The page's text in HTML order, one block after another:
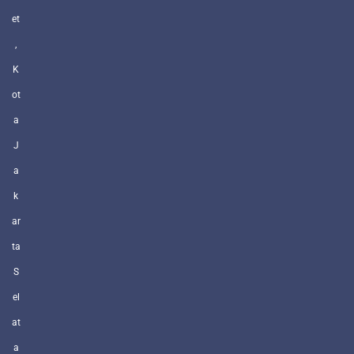
et
K
ot
a
J
a
k
ar
ta
S
el
at
a